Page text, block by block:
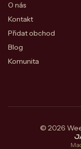
O nás
Kontakt
Přidat obchod
Blog
Komunita
© 2026